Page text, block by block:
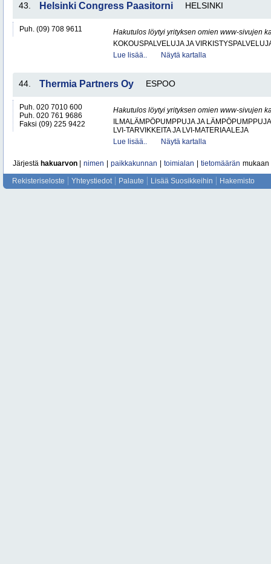
43. Helsinki Congress Paasitorni HELSINKI
Puh. (09) 708 9611
Hakutulos löytyi yrityksen omien www-sivujen
KOKOUSPALVELUJA JA
Lue lisää..
Näytä kartalla
44. Thermia Partners Oy ESPOO
Puh. 020 7010 600
Puh. 020 761 9686
Faksi (09) 225 9422
Hakutulos löytyi yrityksen omien www-sivujen
ILMALÄMPÖPUMPPUJA JA LÄMPÖPUMPPUJA
LVI-TARVIKKEITA JA LVI-MATERIAALEJA
Lue lisää..
Näytä kartalla
Järjestä hakuarvon nimen paikkakunnan toimialan tietomäärän mukaan
Rekisteriseloste Yhteystiedot Palaute Lisää Suosikkeihin Hakemisto